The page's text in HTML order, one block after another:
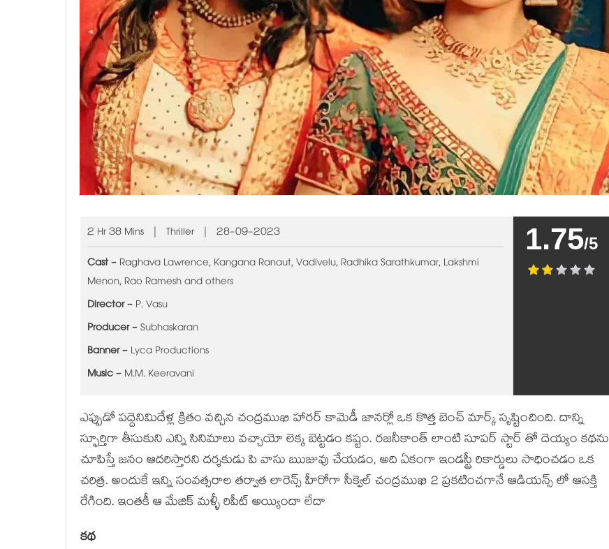
1.75/5
2 Hr 38 Mins | Thriller | 28-09-2023
Cast -Raghava Lawrence, Kangana Ranaut, Vadivelu, Radhika Sarathkumar, Lakshmi
Menon, Rao Ramesh and others
Director -P. Vasu
Producer -Subhaskaran
Banner -Lyca Productions
Music -M.M. Keeravani
ఎప్పుడో పద్దెనిమిదేళ్ల క్రితం వచ్చిన చంద్రముఖి హారర్ కామెడీ జానర్లో ఒక కొత్త బెంచ్ మార్క్ సృష్టించింది. దాన్ని
స్ఫూర్తిగా తీసుకుని ఎన్ని సినిమాలు వచ్చాయో లెక్క బెట్టడం కష్టం. రజనీకాంత్ లాంటి సూపర్ స్టార్ తో దెయ్యం కథను
చూపిస్తే జనం ఆదరిస్తారని దర్శకుడు పి వాసు ఋజువు చేయడం, అది ఏకంగా ఇండస్ట్రీ రికార్డులు సాధించడం ఒక
చరిత్ర. అందుకే ఇన్ని సంవత్సరాల తర్వాత లారెన్స్ హీరోగా సీక్వెల్ చంద్రముఖి 2 ప్రకటించగానే ఆడియన్స్ లో ఆసక్తి
రేగింది. ఇంతకీ ఆ మేజిక్ మళ్ళీ రిపీట్ అయ్యిందా లేదా
కథ